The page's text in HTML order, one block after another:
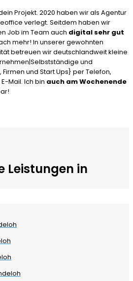
Projekt. 2020 haben wir als Agentur
verlegt. Seitdem haben wir
Job im Team auch digital sehr gut
mehr! In unserer gewohnten
betreuen wir deutschlandweit kleine
und
und Start Ups} per Telefon,
Mail. Ich bin auch am Wochenende
Leistungen in